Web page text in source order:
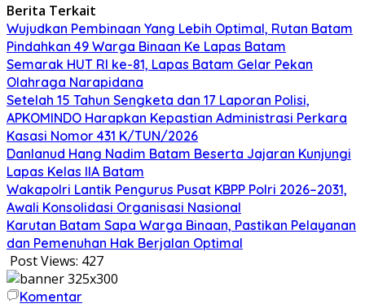
Berita Terkait
Wujudkan Pembinaan Yang Lebih Optimal, Rutan Batam
Pindahkan 49 Warga Binaan Ke Lapas Batam
Semarak HUT RI ke-81, Lapas Batam Gelar Pekan
Olahraga Narapidana
Setelah 15 Tahun Sengketa dan 17 Laporan Polisi,
APKOMINDO Harapkan Kepastian Administrasi Perkara
Kasasi Nomor 431 K/TUN/2026
Danlanud Hang Nadim Batam Beserta Jajaran Kunjungi
Lapas Kelas IIA Batam
Wakapolri Lantik Pengurus Pusat KBPP Polri 2026–2031,
Awali Konsolidasi Organisasi Nasional
Karutan Batam Sapa Warga Binaan, Pastikan Pelayanan
dan Pemenuhan Hak Berjalan Optimal
Post Views: 427
Komentar